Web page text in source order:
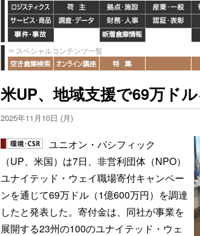
スペシャルコンテンツ一覧
米UP、地域支援で69万ド
2025年11月10日 (月)
ユニオン・パシフィック
（UP、米国）は7日、非営利団体（NPO）
ユナイテッド・ウェイ職場寄付キャンペー
ンを通じて69万ドル（1億600万円）を調達
したと発表した。寄付金は、同社が事業を
展開する23州の100のユナイテッド・ウェ